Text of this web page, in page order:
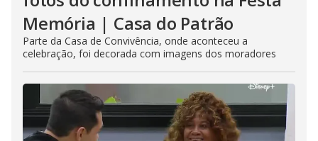
Memória | Casa do Patrão
Parte da Casa de Convivência, onde aconteceu a
celebração, foi decorada com imagens dos moradores